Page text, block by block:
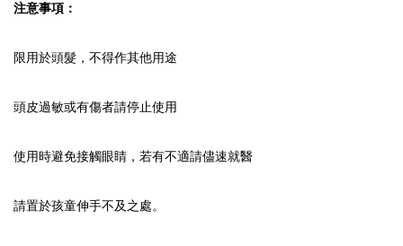
注意事項：
限用於頭髮，不得作其他用途
頭皮過敏或有傷者請停止使用
使用時避免接觸眼睛，若有不適請儘速就醫
請置於孩童伸手不及之處。